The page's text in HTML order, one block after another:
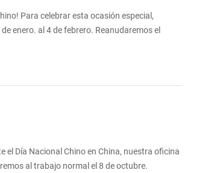
Para celebrar esta ocasión especial,
enero. al 4 de febrero. Reanudaremos el
y apoyo. ¡Les deseamos a usted y a su
el Día Nacional Chino en China, nuestra oficina
al trabajo normal el 8 de octubre.